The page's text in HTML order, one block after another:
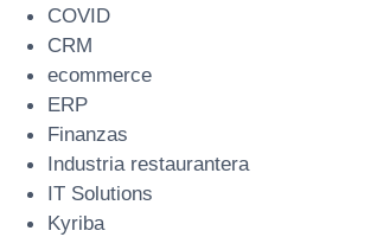
COVID
CRM
ecommerce
ERP
Finanzas
Industria restaurantera
IT Solutions
Kyriba